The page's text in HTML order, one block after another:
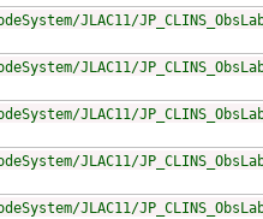
JLAC11/
JLAC11/
JLAC11/
JLAC11/
JLAC11/